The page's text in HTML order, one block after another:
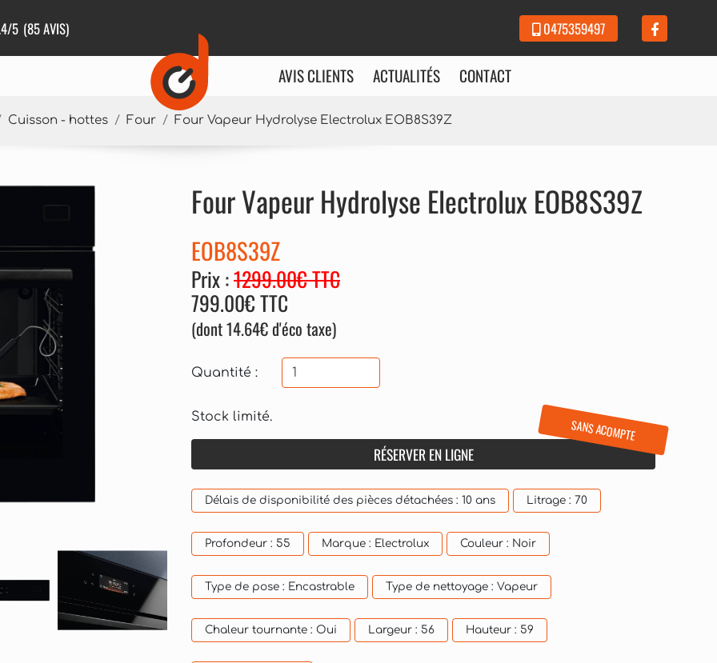
/5 (85 AVIS) 0475359497
AVIS CLIENTS ACTUALITÉS CONTACT
Cuisson - hottes Four Four Vapeur Hydrolyse Electrolux EOB8S39Z
Four Vapeur Hydrolyse Electrolux EOB8S39Z
EOB8S39Z
Prix :1299.00€ TTC
799.00€ TTC
(dont 14.64€ d'éco taxe)
Quantité :
Stock limité.
RÉSERVER EN LIGNE
SANS ACOMPTE
Délais de disponibilité des pièces détachées : 10 ans Litrage : 70
Profondeur : 55 Marque : Electrolux Couleur : Noir
Type de pose : Encastrable Type de nettoyage : Vapeur
Chaleur tournante : Oui Largeur : 56 Hauteur : 59